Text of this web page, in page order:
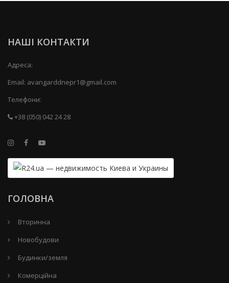
НАШІ КОНТАКТИ
Адреса:
Email: avangarddnepr1@gmail.com
Телефони:
+38 (050) 042 24 28
ГОЛОВНА
Вторинна
Новобудови
Будинки/земля
Комерційна